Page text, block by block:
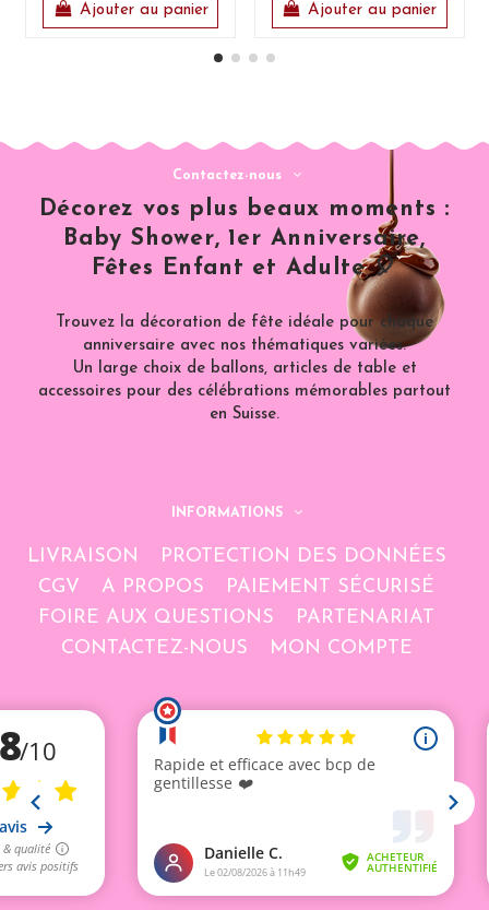
Ajouter au panier Ajouter au panier
Contactez-nous
Décorez vos plus beaux moments :
Baby Shower, 1er Anniversaire,
Fêtes Enfant et Adulte 🎈
Trouvez la décoration de fête idéale pour chaque
anniversaire avec nos thématiques variées.
Un large choix de ballons, articles de table et
accessoires pour des célébrations mémorables partout
en Suisse.
INFORMATIONS
LIVRAISON
PROTECTION DES DONNÉES
CGV
A PROPOS
PAIEMENT SÉCURISÉ
FOIRE AUX QUESTIONS
PARTENARIAT
CONTACTEZ-NOUS
MON COMPTE